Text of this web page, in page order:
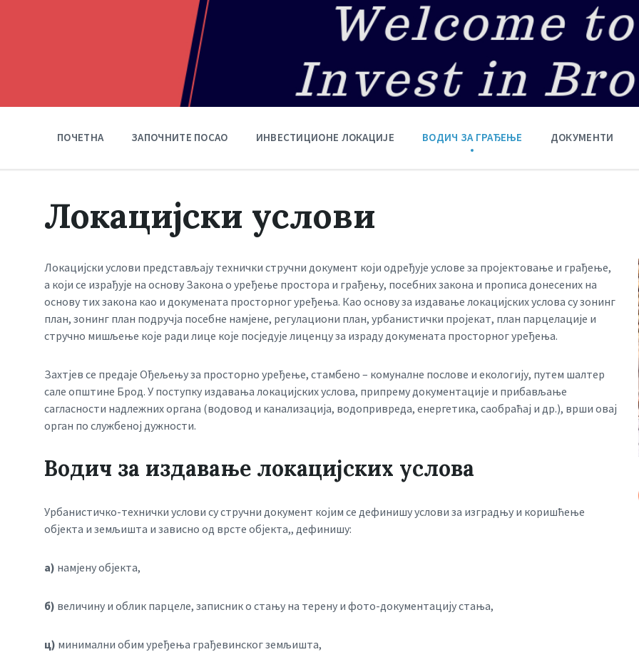
ПОЧЕТНА ЗАПОЧНИТЕ ПОСАО ИНВЕСТИЦИОНЕ ЛОКАЦИЈЕ ВОДИЧ ЗА ГРАЂЕЊЕ ДОКУМЕНТИ
Локацијски услови
Локацијски услови представљају технички стручни документ који одређује услове за пројектовање и грађење,
а који се израђује на основу Закона о уређење простора и грађењу, посебних закона и прописа донесених на
основу тих закона као и докумената просторног уређења. Као основу за издавање локацијских услова су зонинг
план, зонинг план подручја посебне намјене, регулациони план, урбанистички пројекат, план парцелације и
стручно мишљење које ради лице које посједује лиценцу за израду докумената просторног уређења.
Захтјев се предаје Ођељењу за просторно уређење, стамбено – комуналне послове и екологију, путем шалтер
сале општине Брод. У поступку издавања локацијских услова, припрему документације и прибављање
сагласности надлежних органа (водовод и канализација, водопривреда, енергетика, саобраћај и др.), врши овај
орган по службеној дужности.
Водич за издавање локацијских услова
Урбанистичко-технички услови су стручни документ којим се дефинишу услови за изградњу и коришћење
објекта и земљишта и зависно од врсте објекта,, дефинишу:
а) намјену објекта,
б) величину и облик парцеле, записник о стању на терену и фото-документацију стања,
ц) минимални обим уређења грађевинског земљишта,